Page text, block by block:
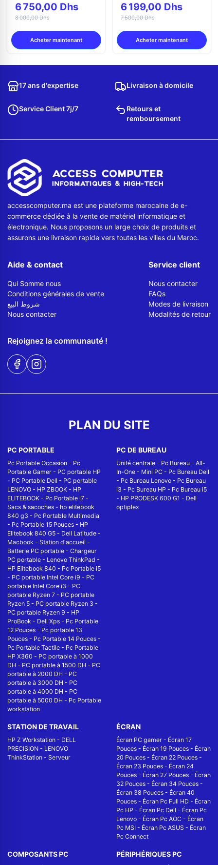
6 750,00 Dhs
8 000,00 Dhs
Acheter maintenant
6 199,00 Dhs
7 500,00 Dhs
Acheter maintenant
17 ans d'expertise Livraison à domicile
Service Client 7j/7
Retours et
remboursement
accesscomputer.ma est une plateforme marocaine de e-
commerce dédiée à la vente de matériel informatique et
électronique. Nous proposons un large choix de produits et
assurons une livraison rapide vers toutes les villes du Maroc.
Aide & contact
Qui Somme nous
Conditions générales de vente
شروط البيع
Nous contacter
Service client
Nous contacter
FAQs
Modes de livraison
Modalités de retour
Rejoignez la communauté !
PLAN DU SITE
PC PORTABLE
Pc Portable Occasion - Pc
Portable Gamer - PC portable HP
- PC Portable Dell - PC portable
LENOVO - HP ZBOOK - HP
ELITEBOOK - Pc Portable i7 -
Sacs & sacoches - hp elitebook
840 g3 - Pc Portable Multimedia
- Pc Portable 15 Pouces - HP
Elitebook 840 G5 - Dell Latitude -
Macbook - Station d'accueil -
Batterie PC portable - Chargeur
PC portable - Lenovo ThinkPad -
HP Elitebook 840 - Pc Portable i5
- PC portable Intel Core i9 - PC
portable Intel Core i3 - PC
portable Ryzen 7 - PC portable
Ryzen 5 - PC portable Ryzen 3 -
PC portable Ryzen 9 - HP
ProBook - Dell Xps - Pc Portable
12 Pouces - Pc portable 13
Pouces - Pc Portable 14 Pouces -
Pc Portable Tactile - Pc Portable
HP X360 - PC portable à 1000
DH - PC portable à 1500 DH - PC
portable à 2000 DH - PC
portable à 3000 DH - PC
portable à 4000 DH - PC
portable à 5000 DH - Pc Portable
workstation
PC DE BUREAU
Unité centrale - Pc Bureau - All-
In-One - Mini PC - Pc Bureau Dell
- Pc Bureau Lenovo - Pc Bureau
i3 - Pc Bureau HP - Pc Bureau i5
- HP PRODESK 600 G1 - Dell
optiplex
STATION DE TRAVAIL
HP Z Workstation - DELL
PRECISION - LENOVO
ThinkStation - Serveur
ÉCRAN
Écran PC gamer - Écran 17
Pouces - Écran 19 Pouces - Écran
20 Pouces - Écran 22 Pouces -
Écran 23 Pouces - Écran 24
Pouces - Écran 27 Pouces - Écran
32 Pouces - Écran 34 Pouces -
Écran 38 Pouces - Écran 40
Pouces - Écran Pc Full HD - Écran
Pc HP - Écran Pc Dell - Écran Pc
Lenovo - Écran Pc AOC - Écran
Pc MSI - Écran Pc ASUS - Écran
Pc Connect
COMPOSANTS PC PÉRIPHÉRIQUES PC